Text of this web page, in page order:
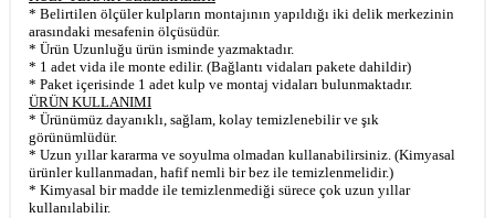
* Belirtilen ölçüler kulpların montajının yapıldığı iki delik merkezinin
arasındaki mesafenin ölçüsüdür.
* Ürün Uzunluğu ürün isminde yazmaktadır.
* 1 adet vida ile monte edilir. (Bağlantı vidaları pakete dahildir)
* Paket içerisinde 1 adet kulp ve montaj vidaları bulunmaktadır.
ÜRÜN KULLANIMI
* Ürünümüz dayanıklı, sağlam, kolay temizlenebilir ve şık
görünümlüdür.
* Uzun yıllar kararma ve soyulma olmadan kullanabilirsiniz. (Kimyasal
ürünler kullanmadan, hafif nemli bir bez ile temizlenmelidir.)
* Kimyasal bir madde ile temizlenmediği sürece çok uzun yıllar
kullanılabilir.